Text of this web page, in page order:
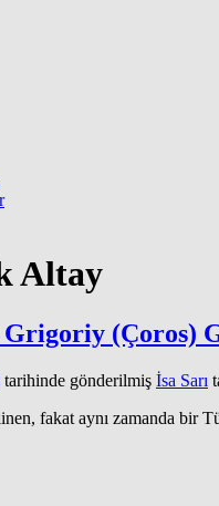
Altay
Grigoriy (Çoros)
tarihinde gönderilmiş İsa Sarı
fakat aynı zamanda